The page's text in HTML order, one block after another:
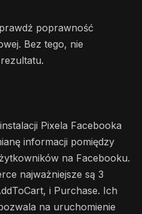
poprawność
Bez tego, nie
Pixela Facebooka
informacji pomiędzy
na Facebooku.
najważniejsze są 3
i Purchase. Ich
na uruchomienie